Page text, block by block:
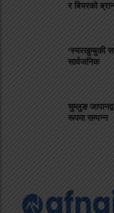
र बियरको
‘स्यरखुम्बुकी
सार्वजनिक
चुम्लुङ
रूपमा सम्पन्न